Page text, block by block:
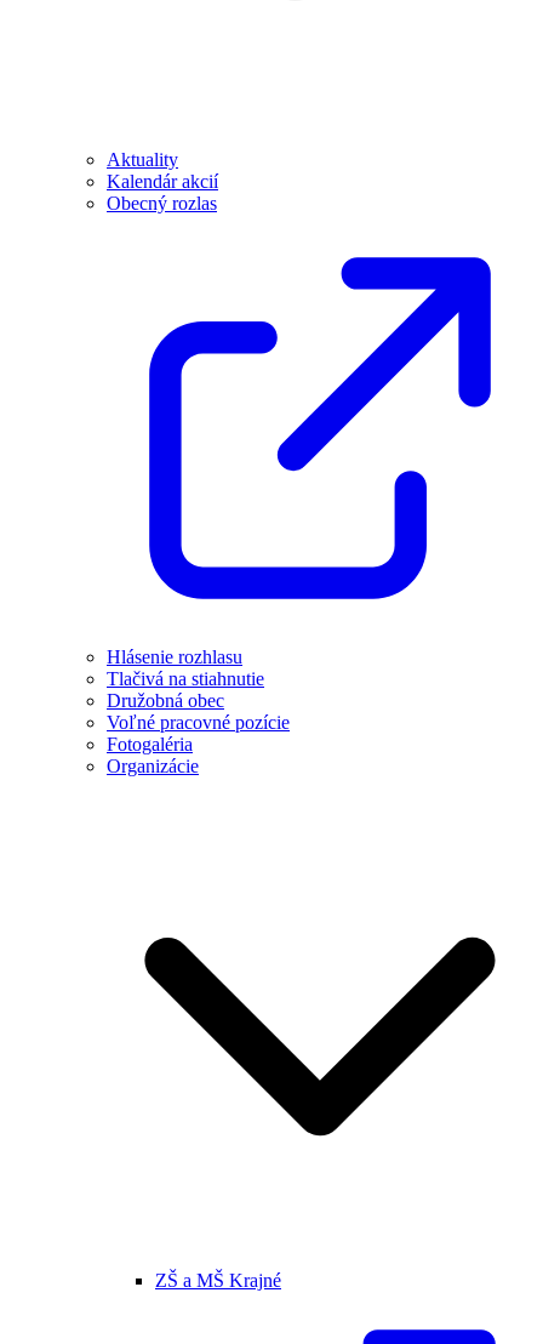
Aktuality
Kalendár akcií
Obecný rozlas
Hlásenie rozhlasu
Tlačivá na stiahnutie
Družobná obec
Voľné pracovné pozície
Fotogaléria
Organizácie
ZŠ a MŠ Krajné